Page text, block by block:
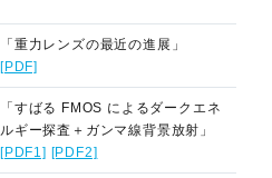
「重力レンズの最近の進展」
[PDF]
「すばる FMOS によるダークエネ
ルギー探査＋ガンマ線背景放射」
[PDF1] [PDF2]